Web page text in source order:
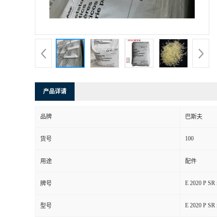
产品详请
品牌 巴斯夫
货号 100
用途 配件
牌号 E 2020 P SR
型号 E 2020 P SR